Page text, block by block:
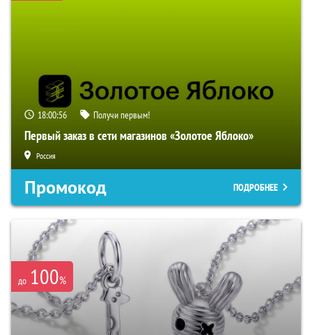
18:00:54 Получи первым!
Первый заказ в сети магазинов «Золотое Яблоко»
Россия
Промокод ПОДРОБНЕЕ
до 100%